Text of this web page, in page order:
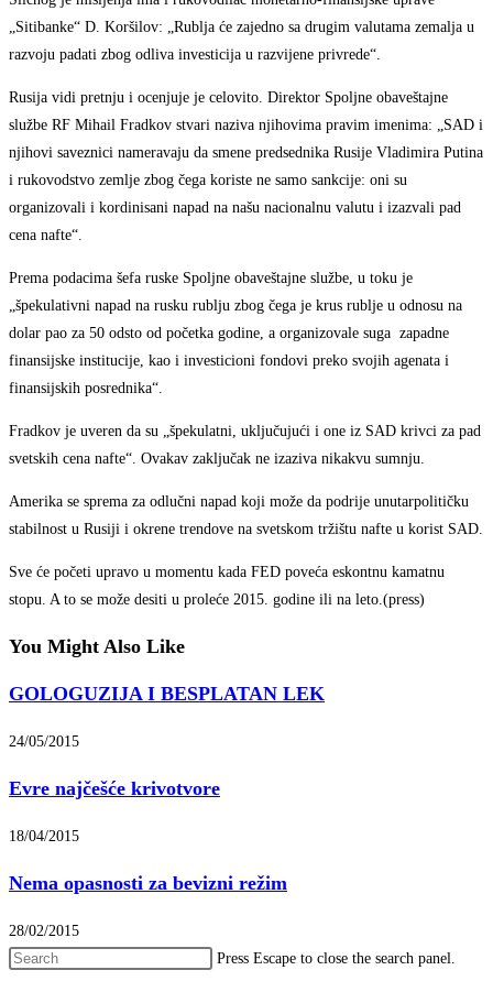
„Sitibanke“ D. Koršilov: „Rublja će zajedno sa drugim valutama zemalja u
razvoju padati zbog odliva investicija u razvijene privrede“.
Rusija vidi pretnju i ocenjuje je celovito. Direktor Spoljne obaveštajne
službe RF Mihail Fradkov stvari naziva njihovima pravim imenima: „SAD i
njihovi saveznici nameravaju da smene predsednika Rusije Vladimira Putina
i rukovodstvo zemlje zbog čega koriste ne samo sankcije: oni su
organizovali i kordinisani napad na našu nacionalnu valutu i izazvali pad
cena nafte“.
Prema podacima šefa ruske Spoljne obaveštajne službe, u toku je
„špekulativni napad na rusku rublju zbog čega je krus rublje u odnosu na
dolar pao za 50 odsto od početka godine, a organizovale suga zapadne
finansijske institucije, kao i investicioni fondovi preko svojih agenata i
finansijskih posrednika“.
Fradkov je uveren da su „špekulatni, uključujući i one iz SAD krivci za pad
svetskih cena nafte“. Ovakav zaključak ne izaziva nikakvu sumnju.
Amerika se sprema za odlučni napad koji može da podrije unutarpolitičku
stabilnost u Rusiji i okrene trendove na svetskom tržištu nafte u korist SAD.
Sve će početi upravo u momentu kada FED poveća eskontnu kamatnu
stopu. A to se može desiti u proleće 2015. godine ili na leto.(press)
You Might Also Like
GOLOGUZIJA I BESPLATAN LEK
24/05/2015
Evre najčešće krivotvore
18/04/2015
Nema opasnosti za bevizni režim
28/02/2015
Press Escape to close the search panel.